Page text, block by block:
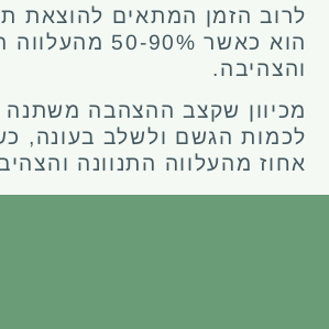
לרוב הזמן המתאים להוצאת
הוא כאשר 50-90%
והצהיבה.
מכיוון שקצב ההצהבה
לכמות הגשם ולשלב בעונה,
אחוז מהעלווה התנוונה